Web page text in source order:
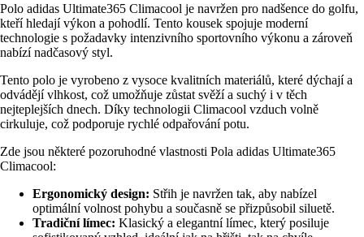
Polo adidas Ultimate365 Climacool je navržen pro nadšence do golfu,
kteří hledají výkon a pohodlí. Tento kousek spojuje moderní
technologie s požadavky intenzivního sportovního výkonu a zároveň
nabízí nadčasový styl.
Tento polo je vyrobeno z vysoce kvalitních materiálů, které dýchají a
odvádějí vlhkost, což umožňuje zůstat svěží a suchý i v těch
nejteplejších dnech. Díky technologii Climacool vzduch volně
cirkuluje, což podporuje rychlé odpařování potu.
Zde jsou některé pozoruhodné vlastnosti Pola adidas Ultimate365
Climacool:
Ergonomický design: Střih je navržen tak, aby nabízel
optimální volnost pohybu a současně se přizpůsobil siluetě.
Tradiční límec: Klasický a elegantní límec, který posiluje